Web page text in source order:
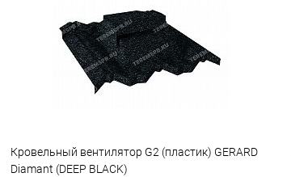
Купить в 1 клик
В избранное Под заказ
Кровельный вентилятор G2 (пластик) GERARD
Diamant (DEEP BLACK)